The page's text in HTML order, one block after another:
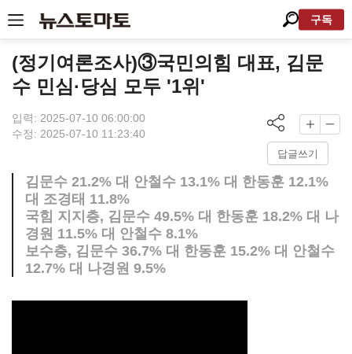
구독
(정기여론조사)③국민의힘 대표, 김문
수 민심·당심 모두 '1위'
입력: 2025-07-10 06:00:00
수정: 2025-07-10 11:23:40
답글쓰기
김문수 21.2% 대 안철수 13.1% 대 한동훈 12.1%
대 조경태 11.8%
국힘 지지층, 김문수 49.5% 대 한동훈 18.2% 대 나
경원 11.5% 대 안철수 8.1%
보수층, 김문수 36.7% 대 한동훈 15.2% 대 안철수
12.7% 대 나경원 9.5%